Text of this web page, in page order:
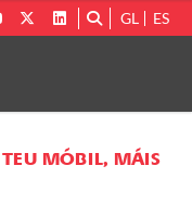
GL ES
MÓBIL, MÁIS